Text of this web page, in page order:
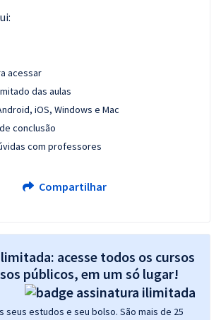
acessar
das aulas
iOS, Windows e Mac
conclusão
com professores
Compartilhar
acesse todos os cursos
públicos, em um só lugar!
seus estudos e seu bolso. São mais de 25